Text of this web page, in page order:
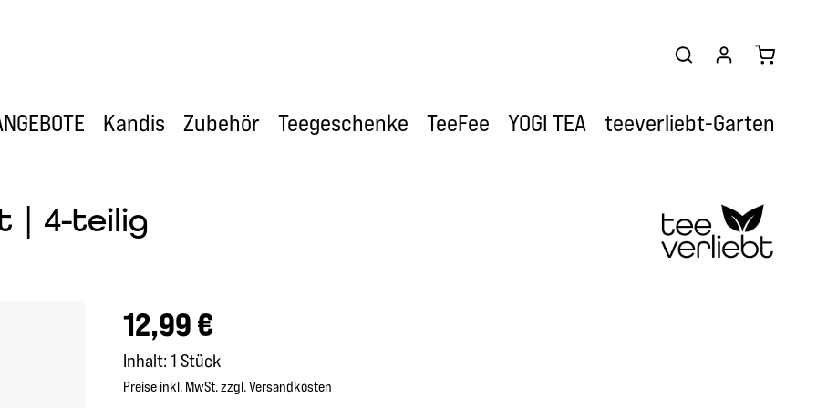
Kandis Zubehör Teegeschenke TeeFee YOGI TEA teeverliebt-Garten
| 4-teilig
Regulärer Preis:
12,99 €
Inhalt: 1 Stück
Preise inkl. MwSt. zzgl. Versandkosten